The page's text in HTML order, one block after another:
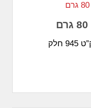
מק״ט 1052 בד”צ בית יוסף מק”ט 945 חלק